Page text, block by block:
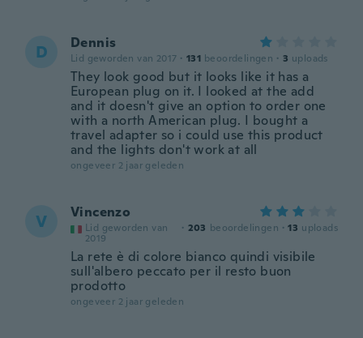
D Dennis
Lid geworden van 2017 · 131 beoordelingen · 3 uploads
They look good but it looks like it has a
European plug on it. I looked at the add
and it doesn't give an option to order one
with a north American plug. I bought a
travel adapter so i could use this product
and the lights don't work at all
ongeveer 2 jaar geleden
V Vincenzo
Lid geworden van
2019
· 203 beoordelingen · 13 uploads
La rete è di colore bianco quindi visibile
sull'albero peccato per il resto buon
prodotto
ongeveer 2 jaar geleden